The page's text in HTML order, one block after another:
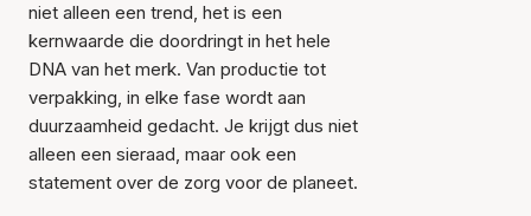
niet alleen een trend, het is een
kernwaarde die doordringt in het hele
DNA van het merk. Van productie tot
verpakking, in elke fase wordt aan
duurzaamheid gedacht. Je krijgt dus niet
alleen een sieraad, maar ook een
statement over de zorg voor de planeet.